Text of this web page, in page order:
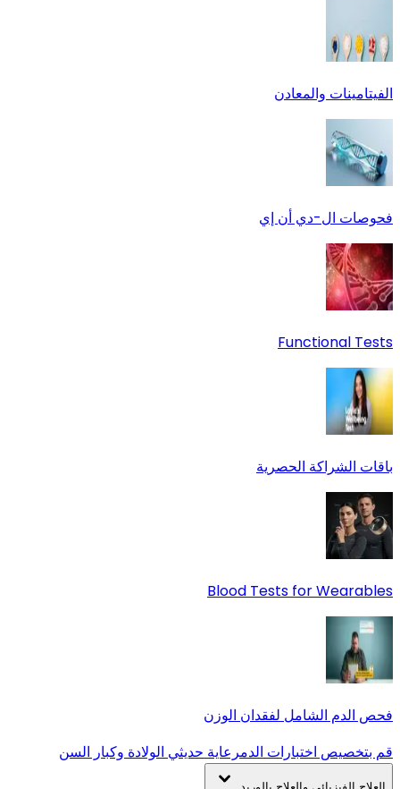
الفيتامينات والمعادن
فحوصات ال-دي أن إي
Functional Tests
باقات الشراكة الحصرية
Blood Tests for Wearables
فحص الدم الشامل لفقدان الوزن
قم بتخصيص اختبارات الدمرعاية حديثي الولادة وكبار السن